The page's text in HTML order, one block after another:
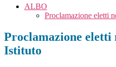
ALBO
Proclamazione eletti
Proclamazione eletti
Istituto